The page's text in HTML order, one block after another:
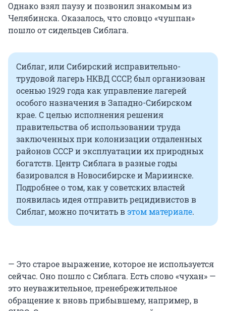
Однако взял паузу и позвонил знакомым из
Челябинска. Оказалось, что словцо «чушпан»
пошло от сидельцев Сиблага.
Сиблаг, или Сибирский исправительно-
трудовой лагерь НКВД СССР, был организован
осенью 1929 года как управление лагерей
особого назначения в Западно-Сибирском
крае. С целью исполнения решения
правительства об использовании труда
заключенных при колонизации отдаленных
районов СССР и эксплуатации их природных
богатств. Центр Сиблага в разные годы
базировался в Новосибирске и Мариинске.
Подробнее о том, как у советских властей
появилась идея отправить рецидивистов в
Сиблаг, можно почитать вэтом материале.
— Это старое выражение, которое не используется
сейчас. Оно пошло с Сиблага. Есть слово «чухан» —
это неуважительное, пренебрежительное
обращение к вновь прибывшему, например, в